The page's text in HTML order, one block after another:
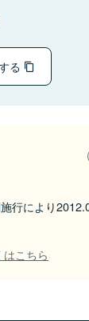
る
行により
こちら